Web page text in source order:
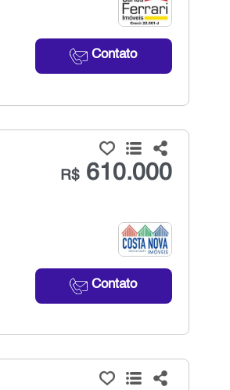
Contato
R$610.000
Contato